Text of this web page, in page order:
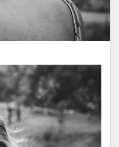
hair
cut
post-chemo-hair
origin
hair-straight
management